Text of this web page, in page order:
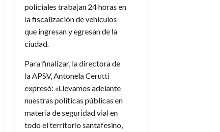
policiales trabajan 24 horas en
la fiscalización de vehículos
que ingresan y egresan de la
ciudad.
Para finalizar, la directora de
la APSV, Antonela Cerutti
expresó: «Llevamos adelante
nuestras políticas públicas en
materia de seguridad vial en
todo el territorio santafesino,